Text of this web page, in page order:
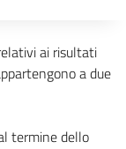
ai risultati
a due
termine dello